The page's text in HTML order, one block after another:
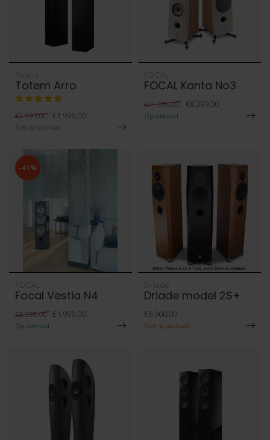
Totem
Totem Arro
€2.599,00 €1.999,00
Niet op voorraad
FOCAL
FOCAL Kanta No3
€11.998,00 €8.399,00
Op voorraad
-41%
FOCAL
Focal Vestia N4
€3.398,00 €1.999,00
Op voorraad
Driade
Driade model 2S+
€6.900,00
Niet op voorraad